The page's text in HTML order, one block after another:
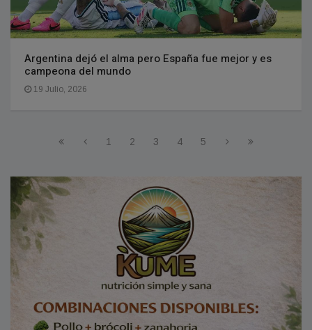
Argentina dejó el alma pero España fue mejor y es
campeona del mundo
19 Julio, 2026
1 2 3 4 5